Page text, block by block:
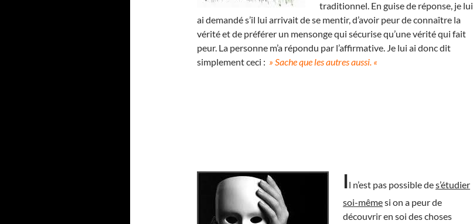
traditionnel. En guise de réponse, je lui
ai demandé s’il lui arrivait de se mentir, d’avoir peur de connaître la
vérité et de préférer un mensonge qui sécurise qu’une vérité qui fait
peur. La personne m’a répondu par l’affirmative. Je lui ai donc dit
simplement ceci : » Sache que les autres aussi. «
Il n’est pas possible des’étudier
soi-mêmesi on a peur de
découvrir en soi des choses